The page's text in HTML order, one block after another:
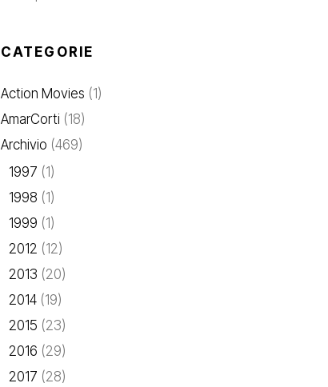
CATEGORIE
Action Movies (1)
AmarCorti (18)
Archivio (469)
1997 (1)
1998 (1)
1999 (1)
2012 (12)
2013 (20)
2014(19)
2015 (23)
2016 (29)
2017 (28)